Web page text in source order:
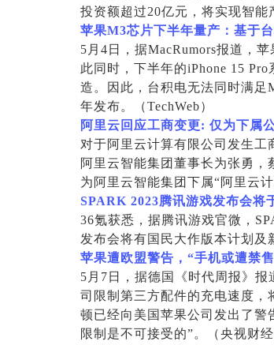
投资额超过20亿元，将实现智能
苹果M3芯片下半年量产：基于
5 月4日，据MacRumors报道，
此同时，下半年的iPhone 15
造。因此，台积电无法同时满足
年发布。（TechWeb）
阿里云回应工商变更: 仅为下属
对于阿里云计算有限公司发生工
阿里云智能集团董事长为张勇
为阿里云智能集团下属“阿里云
SPARK 2023腾讯游戏发布会将
36氪获悉，据腾讯游戏官微，
发布会将有国民大作版本计划及
苹果遭欧盟警告，“手机或遭禁
5 月7日，据德国《时代周报》
司限制第三方配件的充电速度，
顿已经向美国苹果公司发出了警
限制是不可接受的”。（央视财经